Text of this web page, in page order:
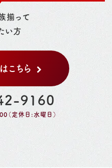
揃って
い方
こちら
9160
定休日:水曜日）